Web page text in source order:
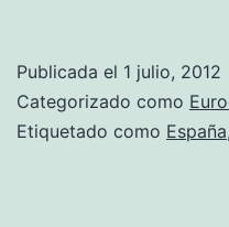
Publicada el 1 julio, 2012
Categorizado como
Etiquetado como España,